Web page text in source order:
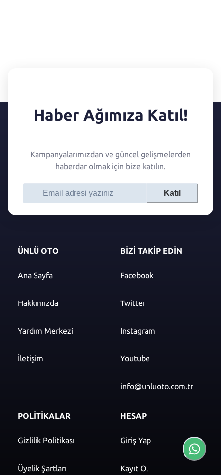
Haber Ağımıza Katıl!
Kampanyalarımızdan ve güncel gelişmelerden
haberdar olmak için bize katılın.
Katıl
ÜNLÜ OTO
Ana Sayfa
Hakkımızda
Yardım Merkezi
İletişim
BİZİ TAKİP EDİN
Facebook
Twitter
Instagram
Youtube
info@unluoto.com.tr
POLİTİKALAR
Gizlilik Politikası
Üyelik Şartları
HESAP
Giriş Yap
Kayıt Ol